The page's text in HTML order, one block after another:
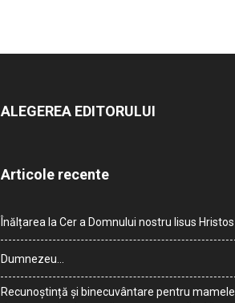
ALEGEREA EDITORULUI
Articole recente
Înălțarea la Cer a Domnului nostru Iisus Hristos
Dumnezeu…
Recunoștință și binecuvântare pentru mamele